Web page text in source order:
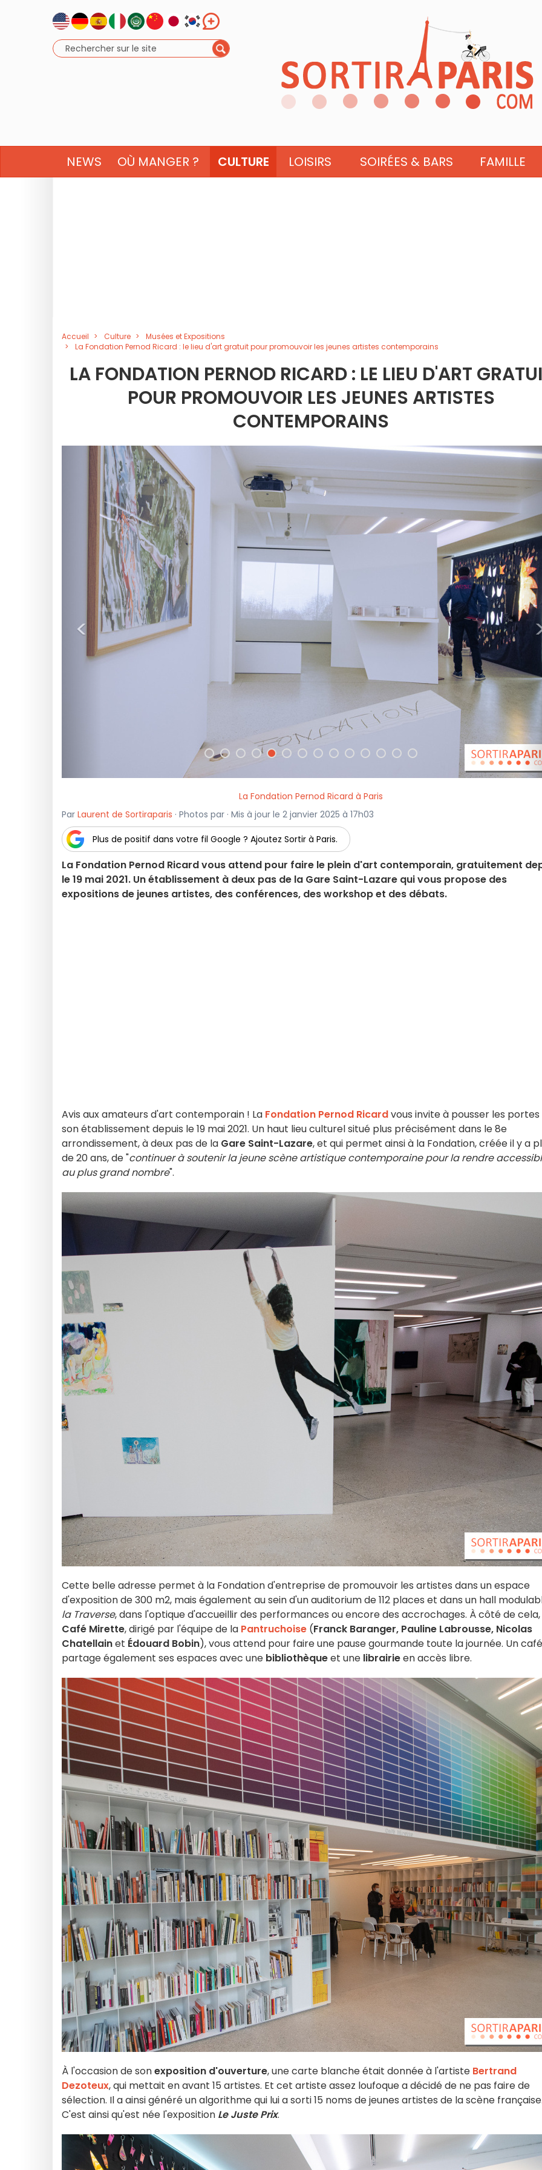
NEWS OÙ MANGER ? CULTURE LOISIRS SOIRÉES & BARS FAMILLE
Accueil Culture
Musées et Expositions
La Fondation Pernod Ricard : le lieu d'art gratuit pour promouvoir les jeunes artistes contemporains
LA FONDATION PERNOD RICARD : LE LIEU D'ART
POUR PROMOUVOIR LES JEUNES ARTISTES
CONTEMPORAINS
<
La Fondation Pernod Ricard à Paris
Par Laurent de Sortiraparis · Photos par · Mis à jour le 2 janvier 2025 à 17h03
Plus de positif dans votre fil Google ? Ajoutez Sortir à Paris.
La Fondation Pernod Ricard vous attend pour faire le plein d'art contemporain, gratuitement
le 19 mai 2021. Un établissement à deux pas de la Gare Saint-Lazare qui vous propose des
expositions de jeunes artistes, des conférences, des workshop et des débats.
Avis aux amateurs d'art contemporain ! La Fondation Pernod Ricardvous invite à pousser les portes
son établissement depuis le 19 mai 2021. Un haut lieu culturel situé plus précisément dans le 8e
arrondissement, à deux pas de la Gare Saint-Lazare, et qui permet ainsi à la Fondation, créée il y a
de 20 ans, de "continuer à soutenir la jeune scène artistique contemporaine pour la rendre
au plus grand nombre".
Cette belle adresse permet à la Fondation d'entreprise de promouvoir les artistes dans un espace
d'exposition de 300 m2, mais également au sein d'un auditorium de 112 places et dans un hall
la Traverse, dans l'optique d'accueillir des performances ou encore des accrochages. À côté de
Café Mirette, dirigé par l'équipe de la Pantruchoise (Franck Baranger, Pauline Labrousse, Nicolas
Chatellainet Édouard Bobin), vous attend pour faire une pause gourmande toute la journée. Un
partage également ses espaces avec une bibliothèqueet une librairieen accès libre.
À l'occasion de sonexposition d'ouverture, une carte blanche était donnée à l'artiste Bertrand
Dezoteux, qui mettait en avant 15 artistes. Et cet artiste assez loufoque a décidé de ne pas faire de
sélection. Il a ainsi généré un algorithme qui lui a sorti 15 noms de jeunes artistes de la scène
C'est ainsi qu'est née l'exposition Le Juste Prix.